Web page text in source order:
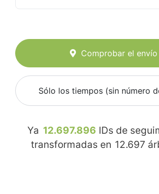
Comprobar el envío
Sólo los tiempos (sin número
Ya 12.697.896 IDs de
transformadas en 12.697